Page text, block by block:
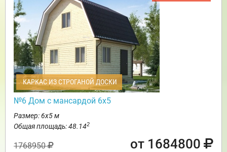
КАРКАС ИЗ СТРОГАНОЙ ДОСКИ
№6 Дом с мансардой 6х5
Размер: 6х5 м
Общая площадь: 48.142
1768950 от 1684800